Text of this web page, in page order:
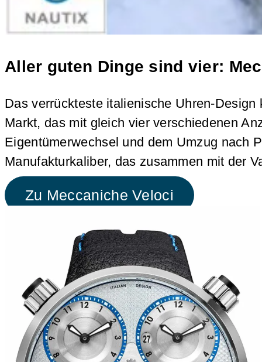
Aller guten Dinge sind vier:
Das verrückteste italienische Uhren-
Markt, das mit gleich vier verschiedenen
Eigentümerwechsel und dem Umzug nach
Manufakturkaliber, das zusammen mit der
Zu Meccaniche Veloci